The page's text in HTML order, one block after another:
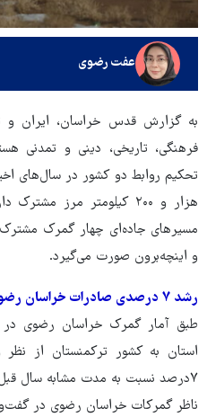
عفت رضوی
به گزارش قدس خراسان، ایران و
فرهنگی، تاریخی، دینی و تمدنی
تحکیم روابط دو کشور در سال‌های
هزار و ۲۰۰ کیلومتر مرز
مسیرهای جاده‌ای چهار گمرک
و اینچه‌برون صورت می‌گیرد.
رشد ۷ درصدی صادرات خراسان رضوی به ترکمنستان
استان به کشور ترکمنستان از
۷درصد نسبت به مدت مشابه سال قبل افزایش داشته است.
ناظر گمرکات خراسان رضوی در